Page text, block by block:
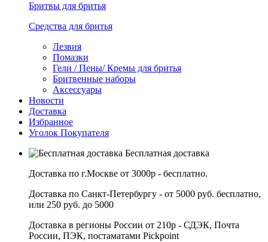
Бритвы для бритья
Средства для бритья
Лезвия
Помазки
Гели / Пены/ Кремы для бритья
Бритвенные наборы
Аксессуары
Новости
Доставка
Избранное
Уголок Покупателя
Бесплатная доставка
Доставка по г.Москве от 3000р - бесплатно.
Доставка по Санкт-Петербургу - от 5000 руб. бесплатно,
или 250 руб. до 5000
Доставка в регионы России от 210р - СДЭК, Почта
России, ПЭК, постаматами Pickpoint